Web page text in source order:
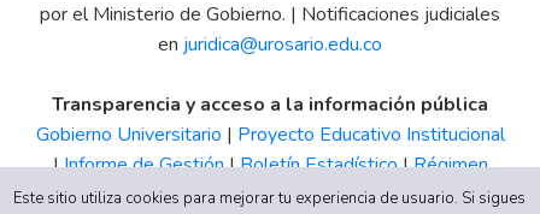
por el Ministerio de Gobierno. | Notificaciones judiciales
en juridica@urosario.edu.co
Transparencia y acceso a la información pública
Gobierno Universitario | Proyecto Educativo Institucional
|Informe de Gestión|Boletín Estadístico|Régimen
Tributario|Estados Financieros |Código de Ética| Canal
Este sitio utiliza cookies para mejorar tu experiencia de usuario. Si sigues